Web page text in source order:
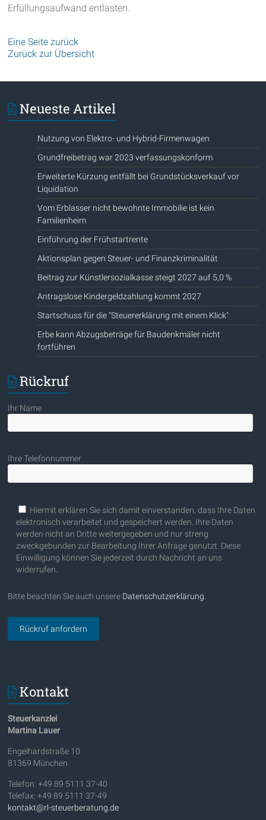
Erfüllungsaufwand entlasten.
Eine Seite zurück
Zurück zur Übersicht
Neueste Artikel
Nutzung von Elektro- und Hybrid-Firmenwagen
Grundfreibetrag war 2023 verfassungskonform
Erweiterte Kürzung entfällt bei Grundstücksverkauf vor
Liquidation
Vom Erblasser nicht bewohnte Immobilie ist kein
Familienheim
Einführung der Frühstartrente
Aktionsplan gegen Steuer- und Finanzkriminalität
Beitrag zur Künstlersozialkasse steigt 2027 auf 5,0 %
Antragslose Kindergeldzahlung kommt 2027
Startschuss für die "Steuererklärung mit einem Klick"
Erbe kann Abzugsbeträge für Baudenkmäler nicht
fortführen
Rückruf
Ihr Name
Ihre Telefonnummer
Bitte lasse dieses Feld leer.
Hiermit erklären Sie sich damit einverstanden, dass Ihre Daten
elektronisch verarbeitet und gespeichert werden. Ihre Daten
werden nicht an Dritte weitergegeben und nur streng
zweckgebunden zur Bearbeitung Ihrer Anfrage genutzt. Diese
Einwilligung können Sie jederzeit durch Nachricht an uns
widerrufen.
Bitte beachten Sie auch unsere Datenschutzerklärung
Kontakt
Steuerkanzlei
Martina Lauer
Engelhardstraße 10
81369 München
Telefon: +49 89 5111 37-40
Telefax: +49 89 5111 37-49
kontakt@rl-steuerberatung.de